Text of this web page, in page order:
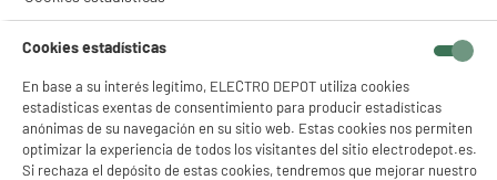
Autonomía
Cookies estadísticas
En base a su interés legítimo, ELECTRO DEPOT utiliza cookies
estadísticas exentas de consentimiento para producir estadísticas
anónimas de su navegación en su sitio web. Estas cookies nos permiten
optimizar la experiencia de todos los visitantes del sitio electrodepot.es.
Si rechaza el depósito de estas cookies, tendremos que mejorar nuestro